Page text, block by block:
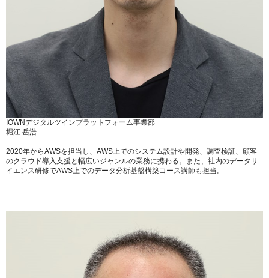
IOWNデジタルツインプラットフォーム事業部
堀江 岳浩
2020年からAWSを担当し、AWS上でのシステム設計や開発、調査検証、顧客
のクラウド導入支援と幅広いジャンルの業務に携わる。また、社内のデータサ
イエンス研修でAWS上でのデータ分析基盤構築コース講師も担当。